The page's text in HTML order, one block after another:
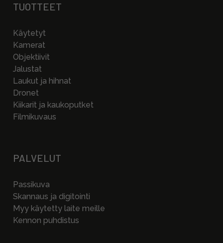
TUOTTEET
Käytetyt
Kamerat
Objektiivit
Jalustat
Laukut ja hihnat
Dronet
Kiikarit ja kaukoputket
Filmikuvaus
PALVELUT
Passikuva
Skannaus ja digitointi
Myy käytetty laite meille
Kennon puhdistus